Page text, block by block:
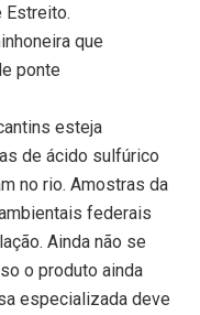
Estreito.
que
ponte
esteja
de ácido sulfúrico
no rio. Amostras da
federais
Ainda não se
o produto ainda
especializada deve